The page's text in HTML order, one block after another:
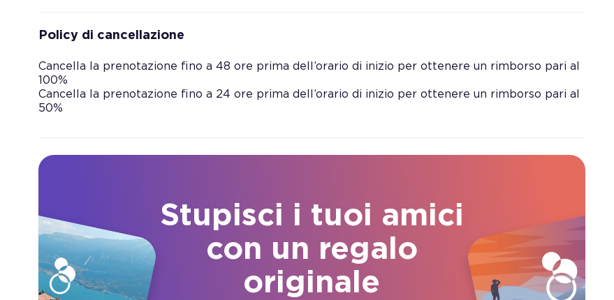
Policy di cancellazione
Cancella la prenotazione fino a 48 ore prima dell’orario di inizio per ottenere un rimborso pari al
100%
Cancella la prenotazione fino a 24 ore prima dell’orario di inizio per ottenere un rimborso pari al
50%
Stupisci i tuoi amici
con un regalo
originale